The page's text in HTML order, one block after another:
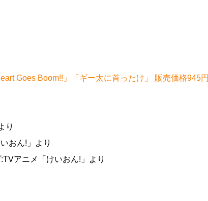
Goes Boom!!」「ギー太に首ったけ」 販売価格945円
り
おん!」より
アニメ「けいおん!」より